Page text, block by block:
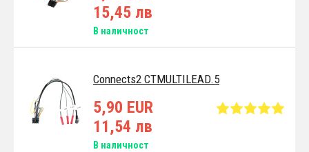
15,45 лв
В наличност
Connects2 CTMULTILEAD.5
5,90 EUR
11,54 лв
В наличност